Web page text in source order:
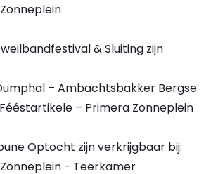
& Sluiting zijn
– Ambachtsbakker Bergse
– Primera Zonneplein
Optocht zijn verkrijgbaar bij:
- Teerkamer